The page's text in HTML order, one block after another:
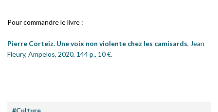
Pour commandre le livre :
Pierre Corteiz. Une voix non violente chez les camisards, Jean
Fleury, Ampelos, 2020, 144 p., 10 €.
#Culture